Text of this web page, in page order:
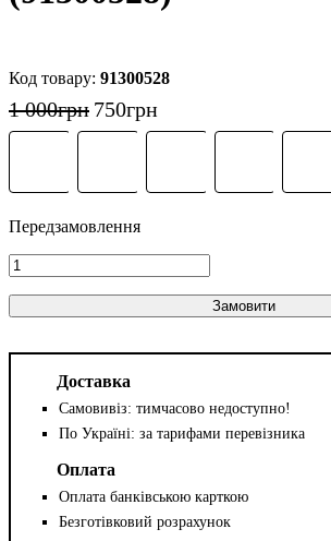
91300528
1 000грн 750грн
Замовити
Доставка
Самовивіз: тимчасово недоступно!
По Україні: за тарифами перевізника
Оплата
Оплата банківською карткою
Безготівковий розрахунок